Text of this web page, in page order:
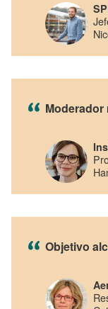
Moderador
Objetivo